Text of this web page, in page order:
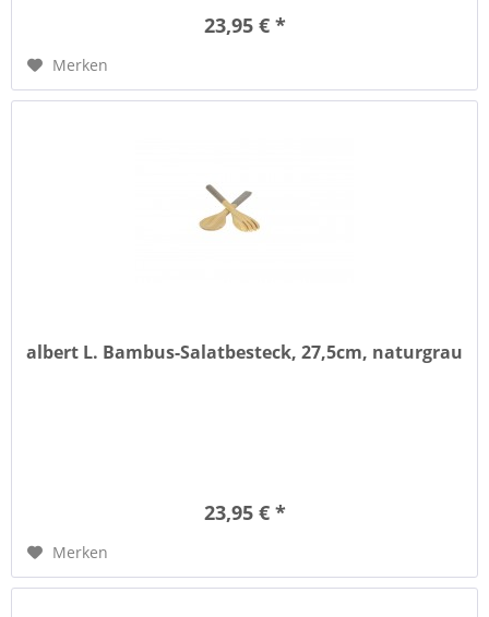
23,95 € *
Merken
albert L. Bambus-Salatbesteck, 27,5cm, naturgrau
23,95 € *
Merken